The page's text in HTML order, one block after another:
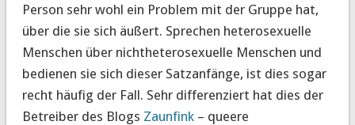
Person sehr wohl ein Problem mit der Gruppe hat,
über die sie sich äußert. Sprechen heterosexuelle
Menschen über nichtheterosexuelle Menschen und
bedienen sie sich dieser Satzanfänge, ist dies sogar
recht häufig der Fall. Sehr differenziert hat dies der
Betreiber des Blogs Zaunfink– queere